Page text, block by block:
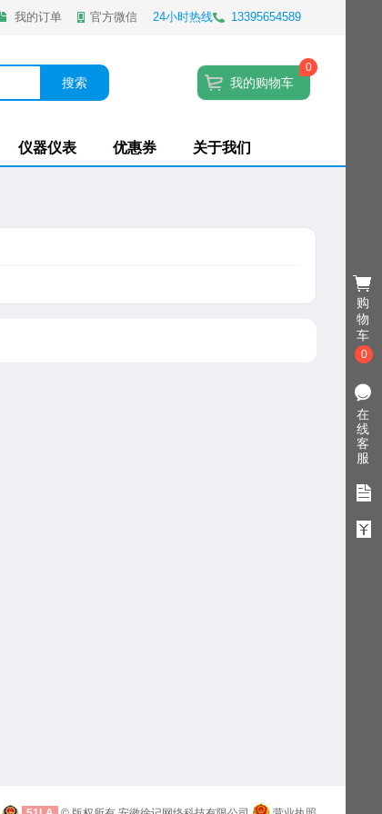
我的订单 官方微信 24小时热线 13395654589
搜索 我的购物车
0
仪器仪表 优惠券 关于我们
购
物
车
0
在
线
客
服